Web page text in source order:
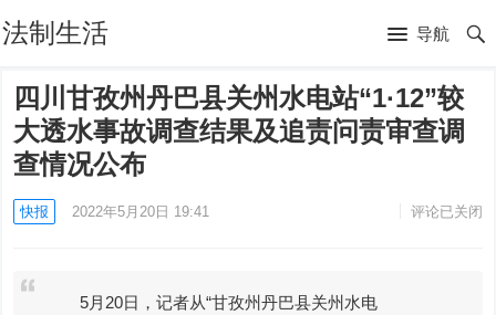
法制生活 导航
四川甘孜州丹巴县关州水电站“1·12”较
大透水事故调查结果及追责问责审查调
查情况公布
快报 2022年5月20日 19:41 评论已关闭
5月20日，记者从“甘孜州丹巴县关州水电